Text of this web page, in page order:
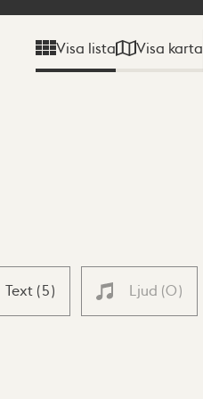
Visa lista Visa karta
Text (5) Ljud (0)